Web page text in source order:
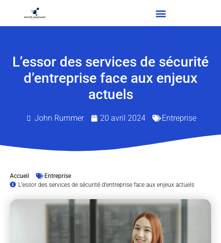
L’essor des services de sécurité
d’entreprise face aux enjeux
actuels
John Rummer 20 avril 2024 Entreprise
Accueil
Entreprise
L’essor des services de sécurité d’entreprise face aux enjeux actuels